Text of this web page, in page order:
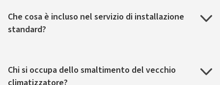
Che cosa è incluso nel servizio di installazione
standard?
Chi si occupa dello smaltimento del vecchio